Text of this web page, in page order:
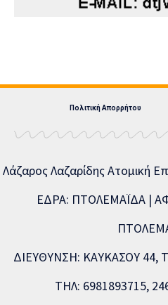
Πολιτική Απορρήτου
Λάζαρος Λαζαρίδης Ατομική
ΕΔΡΑ: ΠΤΟΛΕΜΑΪΔΑ |
ΔΙΕΥΘΥΝΣΗ: ΚΑΥΚΑΣΟΥ 44,
ΤΗΛ: 6981893715,